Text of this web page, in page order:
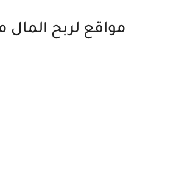
مواقع لربح المال